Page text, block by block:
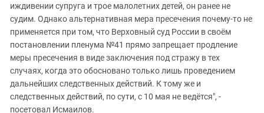
иждивении супруга и трое малолетних детей, он ранее не
судим. Однако альтернативная мера пресечения почему-то не
применяется при том, что Верховный суд России в своём
постановлении пленума №41 прямо запрещает продление
меры пресечения в виде заключения под стражу в тех
случаях, когда это обосновано только лишь проведением
дальнейших следственных действий. К тому же и
следственных действий, по сути, с 10 мая не ведётся", -
посетовал Исмаилов.